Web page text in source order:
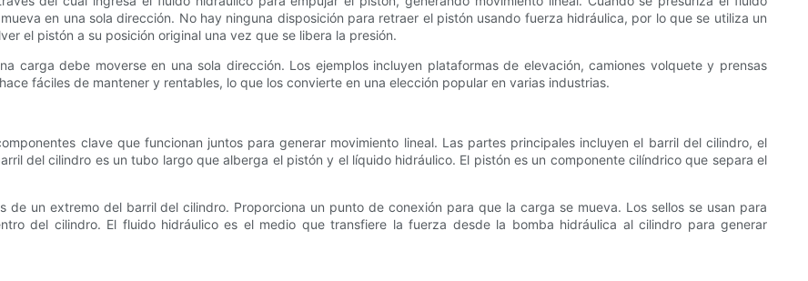
en una sola dirección. No hay ninguna disposición para retraer el pistón usando fuerza hidráulica, por lo que se utiliza un
el pistón a su posición original una vez que se libera la presión.
carga debe moverse en una sola dirección. Los ejemplos incluyen plataformas de elevación, camiones volquete y prensas
fáciles de mantener y rentables, lo que los convierte en una elección popular en varias industrias.
clave que funcionan juntos para generar movimiento lineal. Las partes principales incluyen el barril del cilindro, el
del cilindro es un tubo largo que alberga el pistón y el líquido hidráulico. El pistón es un componente cilíndrico que separa el
un extremo del barril del cilindro. Proporciona un punto de conexión para que la carga se mueva. Los sellos se usan para
del cilindro. El fluido hidráulico es el medio que transfiere la fuerza desde la bomba hidráulica al cilindro para generar